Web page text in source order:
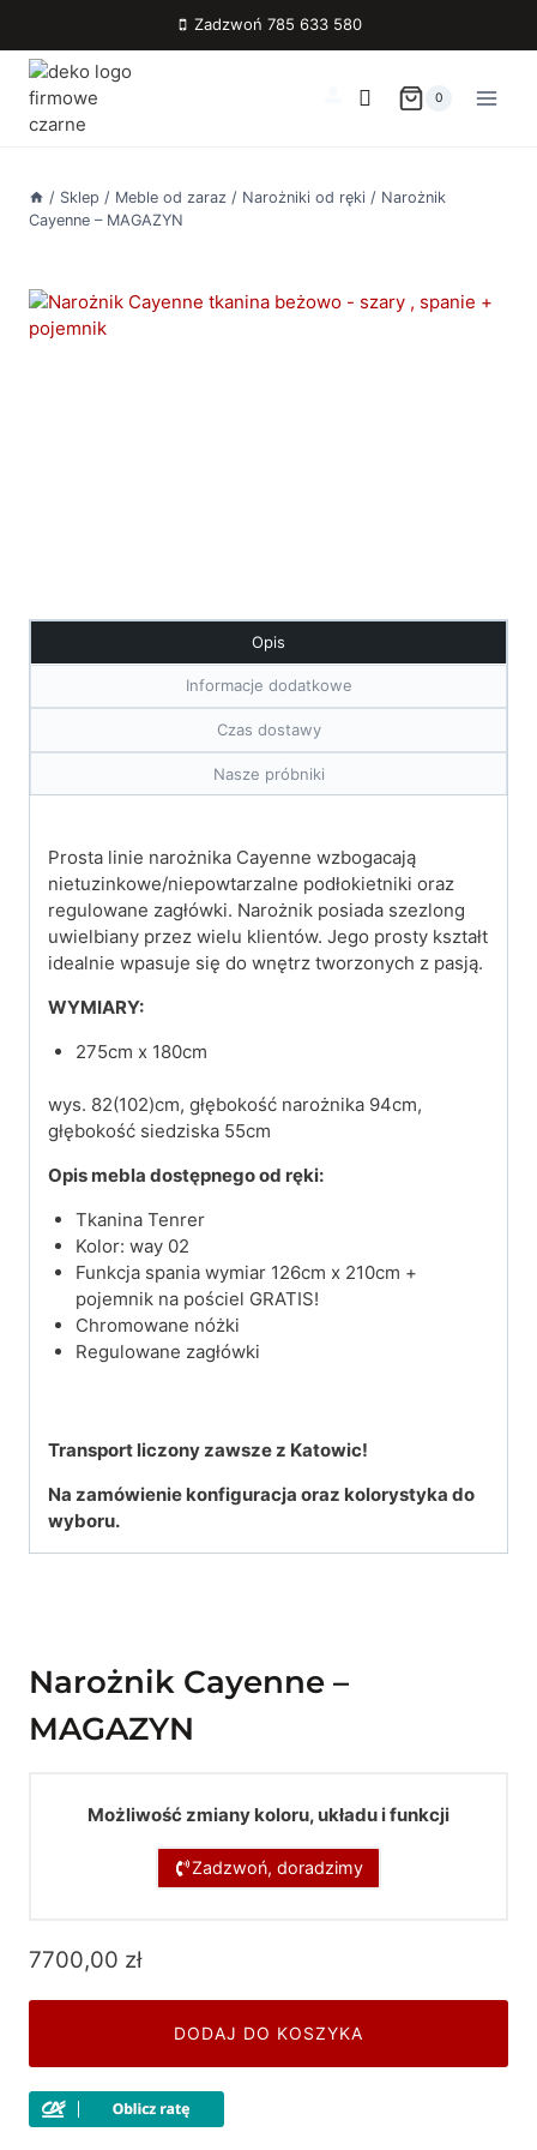
treści
Zadzwoń 785 633 580
0
/ Sklep / Meble od zaraz / Narożniki od ręki / Narożnik
Cayenne – MAGAZYN
Opis
Informacje dodatkowe
Czas dostawy
Nasze próbniki
Prosta linie narożnika Cayenne wzbogacają
nietuzinkowe/niepowtarzalne podłokietniki oraz
regulowane zagłówki. Narożnik posiada szezlong
uwielbiany przez wielu klientów. Jego prosty kształt
idealnie wpasuje się do wnętrz tworzonych z pasją.
WYMIARY:
275cm x 180cm
wys. 82(102)cm, głębokość narożnika 94cm,
głębokość siedziska 55cm
Opis mebla dostępnego od ręki:
Tkanina Tenrer
Kolor: way 02
Funkcja spania wymiar 126cm x 210cm +
pojemnik na pościel GRATIS!
Chromowane nóżki
Regulowane zagłówki
Transport liczony zawsze z Katowic!
Na zamówienie konfiguracja oraz kolorystyka do
wyboru.
Narożnik Cayenne –
MAGAZYN
Możliwość zmiany koloru, układu i funkcji
Zadzwoń, doradzimy
7700,00 zł
DODAJ DO KOSZYKA